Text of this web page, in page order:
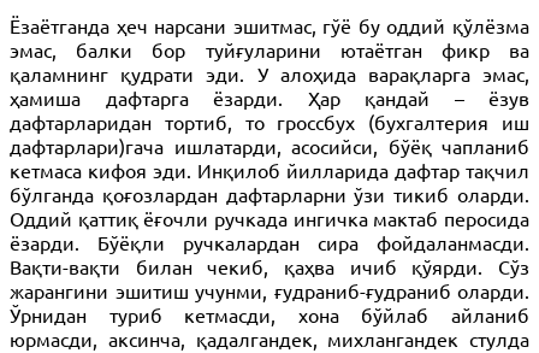
Ёзаётганда ҳеч нарсани эшитмас, гўё бу оддий қўлёзма
эмас, балки бор туйғуларини ютаётган фикр ва
қаламнинг қудрати эди. У алоҳида варақларга эмас,
ҳамиша дафтарга ёзарди. Ҳар қандай – ёзув
дафтарларидан тортиб, то гроссбух (бухгалтерия иш
дафтарлари)гача ишлатарди, асосийси, бўёқ чапланиб
кетмаса кифоя эди. Инқилоб йилларида дафтар тақчил
бўл­ганда қоғозлардан дафтарларни ўзи тикиб оларди.
Оддий қаттиқ ёғочли ручкада ингичка мактаб перосида
ёзарди. Бўёқли ручкалардан сира фойдаланмасди.
Вақти-вақти билан чекиб, қаҳва ичиб қўярди. Сўз
жарангини эшитиш учунми, ғудраниб-ғудраниб оларди.
Ўрнидан туриб кетмасди, хона бўйлаб айланиб
юрмасди, аксинча, қадалгандек, михлангандек стулда